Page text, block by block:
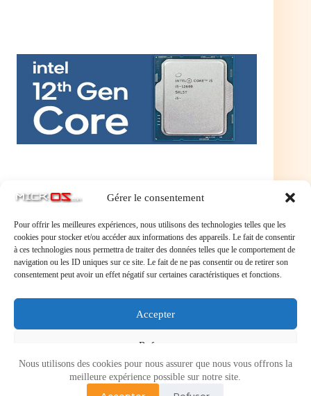
Gérer le consentement
Pour offrir les meilleures expériences, nous utilisons des technologies telles que les
cookies pour stocker et/ou accéder aux informations des appareils. Le fait de consentir
à ces technologies nous permettra de traiter des données telles que le comportement de
navigation ou les ID uniques sur ce site. Le fait de ne pas consentir ou de retirer son
consentement peut avoir un effet négatif sur certaines caractéristiques et fonctions.
Accepter
Refuser
Voir les préférences
Nous utilisons des cookies pour nous assurer que nous vous offrons la
meilleure expérience possible sur notre site.
Laisser un commentaire
Vous devez
pour publier un commentaire.